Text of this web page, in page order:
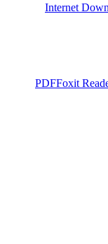
Internet
Foxit